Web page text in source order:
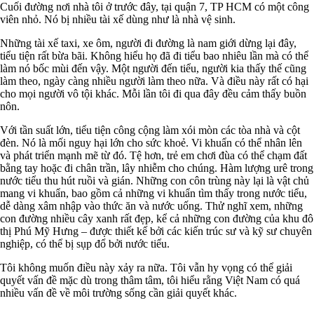
Cuối đường nơi nhà tôi ở trước đây, tại quận 7, TP HCM có một công
viên nhỏ. Nó bị nhiều tài xế dùng như là nhà vệ sinh.
Những tài xế taxi, xe ôm, người đi đường là nam giới dừng lại đây,
tiểu tiện rất bừa bãi. Không hiểu họ đã đi tiểu bao nhiêu lần mà có thể
làm nó bốc mùi đến vậy. Một người đến tiểu, người kia thấy thế cũng
làm theo, ngày càng nhiều người làm theo nữa. Và điều này rất có hại
cho mọi người vô tội khác. Mỗi lần tôi đi qua đây đều cảm thấy buồn
nôn.
Với tần suất lớn, tiểu tiện công cộng làm xói mòn các tòa nhà và cột
đèn. Nó là mối nguy hại lớn cho sức khoẻ. Vi khuẩn có thể nhân lên
và phát triển mạnh mẽ từ đó. Tệ hơn, trẻ em chơi đùa có thể chạm đất
bằng tay hoặc đi chân trần, lây nhiễm cho chúng. Hàm lượng urê trong
nước tiểu thu hút ruồi và gián. Những con côn trùng này lại là vật chủ
mang vi khuẩn, bao gồm cả những vi khuẩn tìm thấy trong nước tiểu,
dễ dàng xâm nhập vào thức ăn và nước uống. Thử nghĩ xem, những
con đường nhiều cây xanh rất đẹp, kể cả những con đường của khu đô
thị Phú Mỹ Hưng – được thiết kế bởi các kiến trúc sư và kỹ sư chuyên
nghiệp, có thể bị sụp đổ bởi nước tiểu.
Tôi không muốn điều này xảy ra nữa. Tôi vẫn hy vọng có thể giải
quyết vấn đề mặc dù trong thâm tâm, tôi hiểu rằng Việt Nam có quá
nhiều vấn đề về môi trường sống cần giải quyết khác.